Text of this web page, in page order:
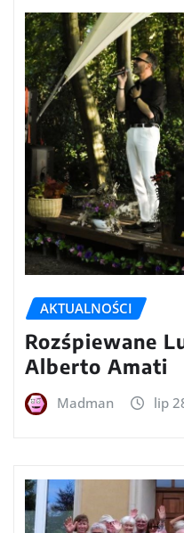
AKTUALNOŚCI
Rozśpiewane
Alberto Amati
Madman lip